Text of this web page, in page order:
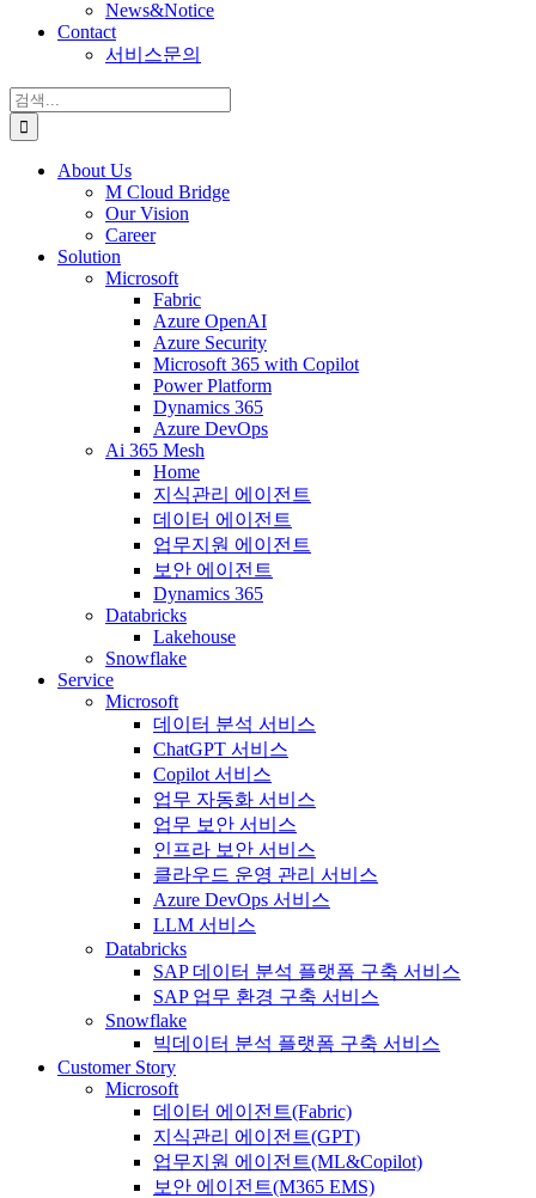
News&Notice
Contact
서비스문의
검
색:
About Us
M Cloud Bridge
Our Vision
Career
Solution
Microsoft
Fabric
Azure OpenAI
Azure Security
Microsoft 365 with Copilot
Power Platform
Dynamics 365
Azure DevOps
Ai 365 Mesh
Home
지식관리 에이전트
데이터 에이전트
업무지원 에이전트
보안 에이전트
Dynamics 365
Databricks
Lakehouse
Snowflake
Service
Microsoft
데이터 분석 서비스
ChatGPT 서비스
Copilot 서비스
업무 자동화 서비스
업무 보안 서비스
인프라 보안 서비스
클라우드 운영 관리 서비스
Azure DevOps 서비스
LLM 서비스
Databricks
SAP 데이터 분석 플랫폼 구축 서비스
SAP 업무 환경 구축 서비스
Snowflake
빅데이터 분석 플랫폼 구축 서비스
Customer Story
Microsoft
데이터 에이전트(Fabric)
지식관리 에이전트(GPT)
업무지원 에이전트(ML&Copilot)
보안 에이전트(M365 EMS)